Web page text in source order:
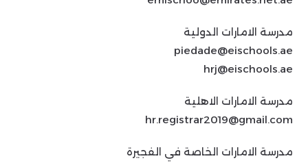
مدرسة الامارات الدولية
piedade@eischools.ae
hrj@eischools.ae
مدرسة الامارات الاهلية
hr.registrar2019@gmail.com
مدرسة الامارات الخاصة في الفجيرة